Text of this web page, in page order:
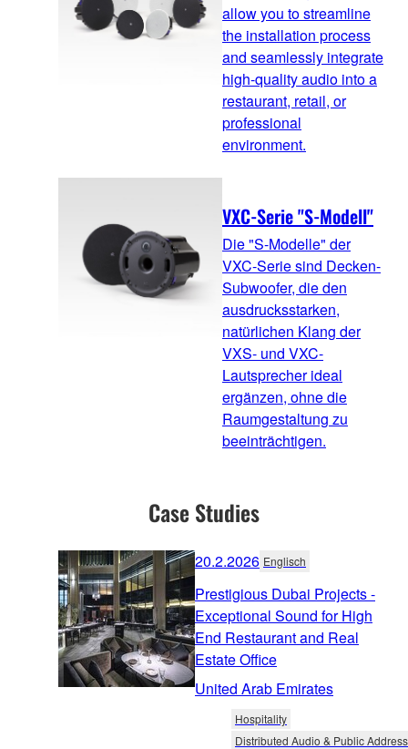
allow you to streamline
the installation process
and seamlessly integrate
high-quality audio into a
restaurant, retail, or
professional
environment.
VXC-Serie "S-Modell"
Die "S-Modelle" der
VXC-Serie sind Decken-
Subwoofer, die den
ausdrucksstarken,
natürlichen Klang der
VXS- und VXC-
Lautsprecher ideal
ergänzen, ohne die
Raumgestaltung zu
beeinträchtigen.
Case Studies
20.2.2026 Englisch
Prestigious Dubai Projects -
Exceptional Sound for High
End Restaurant and Real
Estate Office
United Arab Emirates
Hospitality
Distributed Audio & Public Address